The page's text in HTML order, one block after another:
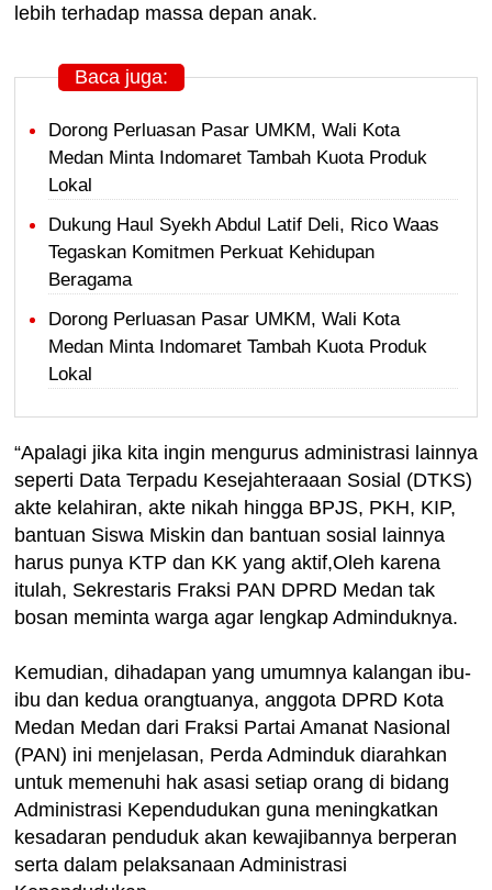
lebih terhadap massa depan anak.
Baca juga:
Dorong Perluasan Pasar UMKM, Wali Kota
Medan Minta Indomaret Tambah Kuota Produk
Lokal
Dukung Haul Syekh Abdul Latif Deli, Rico Waas
Tegaskan Komitmen Perkuat Kehidupan
Beragama
Dorong Perluasan Pasar UMKM, Wali Kota
Medan Minta Indomaret Tambah Kuota Produk
Lokal
“Apalagi jika kita ingin mengurus administrasi lainnya
seperti Data Terpadu Kesejahteraaan Sosial (DTKS)
akte kelahiran, akte nikah hingga BPJS, PKH, KIP,
bantuan Siswa Miskin dan bantuan sosial lainnya
harus punya KTP dan KK yang aktif,Oleh karena
itulah, Sekrestaris Fraksi PAN DPRD Medan tak
bosan meminta warga agar lengkap Adminduknya.
Kemudian, dihadapan yang umumnya kalangan ibu-
ibu dan kedua orangtuanya, anggota DPRD Kota
Medan Medan dari Fraksi Partai Amanat Nasional
(PAN) ini menjelasan, Perda Adminduk diarahkan
untuk memenuhi hak asasi setiap orang di bidang
Administrasi Kependudukan guna meningkatkan
kesadaran penduduk akan kewajibannya berperan
serta dalam pelaksanaan Administrasi